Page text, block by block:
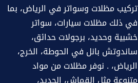
تركيب مظلات وسواتر في الرياض، بما
في ذلك مظلات سيارات، سواتر
خشبية وحديد، برجولات حدائق،
ساندوتش بانل في الحوطة، الخرج،
الرياض، . نوفر مظلات من مواد